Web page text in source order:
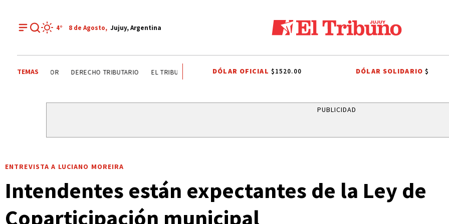
4° 8 de Agosto, Jujuy, Argentina
TEMAS DÍA DEL INGENIERO AGRÓNOMO ANALIZAN SECTOR DERECHO TRIBUTARIO EL TRIBUNO POR LOS BARRIOS ONDA ESTUDIANTIL
DÓLAR OFICIAL $1520.00 DÓLAR SOLIDARIO$
PUBLICIDAD
ENTREVISTA A LUCIANO MOREIRA
Intendentes están expectantes de la Ley de
Coparticipación municipal